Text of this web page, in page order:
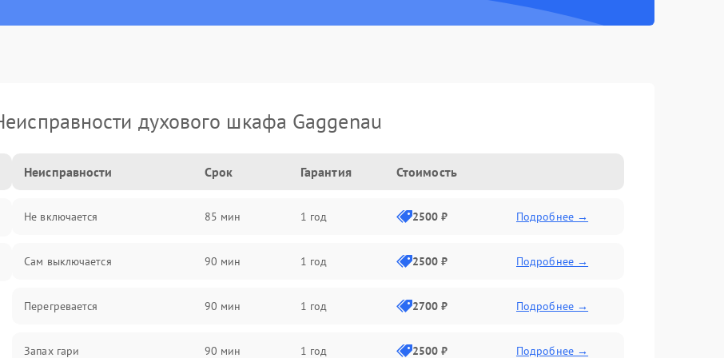
духового шкафа Gaggenau
Неисправности Срок Гарантия Стоимость
Не включается 85 мин 1 год 2500 ₽ Подробнее →
Сам выключается 90 мин 1 год 2500 ₽ Подробнее →
Перегревается 90 мин 1 год 2700 ₽ Подробнее →
Запах гари 90 мин 1 год 2500 ₽ Подробнее →